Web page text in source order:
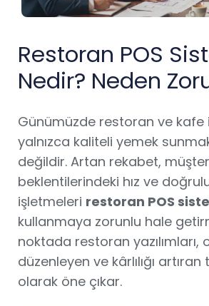
Restoran POS
Nedir? Neden
Günümüzde restoran ve kafe
yalnızca kaliteli yemek
değildir. Artan rekabet,
beklentilerindeki hız ve
işletmeleri restoran POS
kullanmaya zorunlu hale
noktada restoran yazılımları,
düzenleyen ve kârlılığı
olarak öne çıkar.